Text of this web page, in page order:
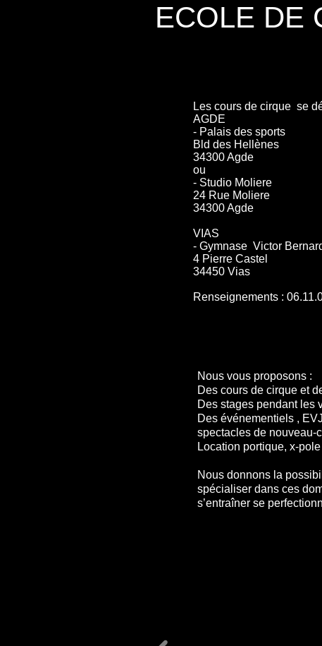
ECOLE DE
Les cours de cirque se
AGDE
- Palais des sports
Bld des Hellènes
34300 Agde
ou
- Studio Moliere
24 Rue Moliere
34300 Agde
VIAS
- Gymnase Victor
4 Pierre Castel
34450 Vias
Renseignements :
Nous vous proposons :
Des cours de cirque et
Des stages pendant les
Des
spectacles de nouveau-
Location portique, x-
Nous donnons la
spécialiser dans ces
s’entraîner se